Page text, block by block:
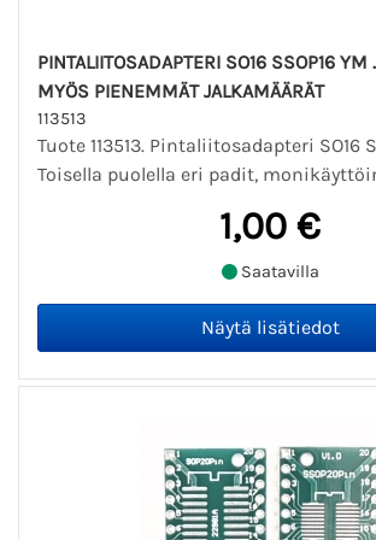
PINTALIITOSADAPTERI SO16 SSOP16 YM
MYÖS PIENEMMÄT JALKAMÄÄRÄT
113513
Tuote 113513. Pintaliitosadapteri SO16
Toisella puolella eri padit,
1,00 €
Saatavilla